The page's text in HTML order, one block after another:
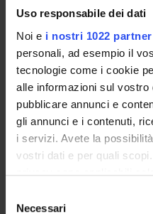
Uso responsabile dei dati
Noi e i nostri 1022 partner
personali, ad esempio il
tecnologie come i cookie
alle informazioni sul vostro
pubblicare annunci e
gli annunci e i contenuti,
i servizi. Avete la
vostri dati e per quali
privacy sono applicabili
modificare o revocare il
delNecessari
letterature straniere
Sede
VERONA
Dipartimento di riferimento
Lingue e Letterature
Macro area
Scienze Umanistiche
Area disciplinare